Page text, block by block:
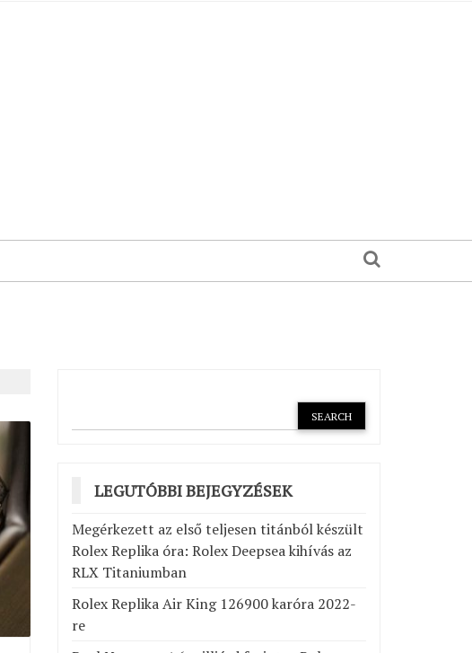
LEGUTÓBBI BEJEGYZÉSEK
Megérkezett az első teljesen titánból készült
Rolex Replika óra: Rolex Deepsea kihívás az
RLX Titaniumban
Rolex Replika Air King 126900 karóra 2022-
re